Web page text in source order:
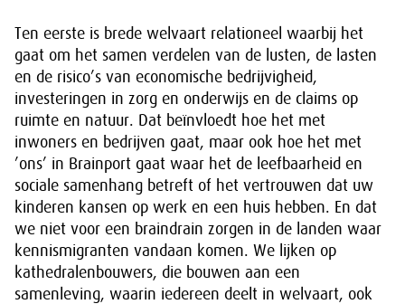
Ten eerste is brede welvaart relationeel waarbij het
gaat om het samen verdelen van de lusten, de lasten
en de risico’s van economische bedrijvigheid,
investeringen in zorg en onderwijs en de claims op
ruimte en natuur. Dat beïnvloedt hoe het met
inwoners en bedrijven gaat, maar ook hoe het met
’ons’ in Brainport gaat waar het de leefbaarheid en
sociale samenhang betreft of het vertrouwen dat uw
kinderen kansen op werk en een huis hebben. En dat
we niet voor een braindrain zorgen in de landen waar
kennismigranten vandaan komen. We lijken op
kathedralenbouwers, die bouwen aan een
samenleving, waarin iedereen deelt in welvaart, ook